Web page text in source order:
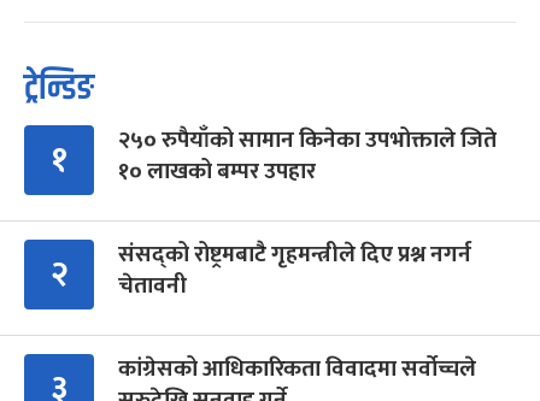
ट्रेन्डिङ
१
२५० रुपैयाँको सामान किनेका उपभोक्ताले जिते
१० लाखको बम्पर उपहार
२
संसद्को रोष्ट्रमबाटै गृहमन्त्रीले दिए प्रश्न नगर्न
चेतावनी
३
कांग्रेसको आधिकारिकता विवादमा सर्वोच्चले